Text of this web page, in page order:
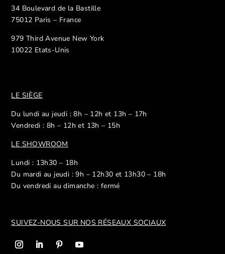
34 Boulevard de la Bastille
75012 Paris – France
979 Third Avenue New York
10022 Etats-Unis
LE SIÈGE
Du lundi au jeudi : 8h – 12h et 13h – 17h
Vendredi : 8h – 12h et 13h – 15h
LE SHOWROOM
Lundi : 13h30 – 18h
Du mardi au jeudi : 9h – 12h30 et 13h30 – 18h
Du vendredi au dimanche : fermé
SUIVEZ-NOUS SUR NOS RÉSEAUX SOCIAUX